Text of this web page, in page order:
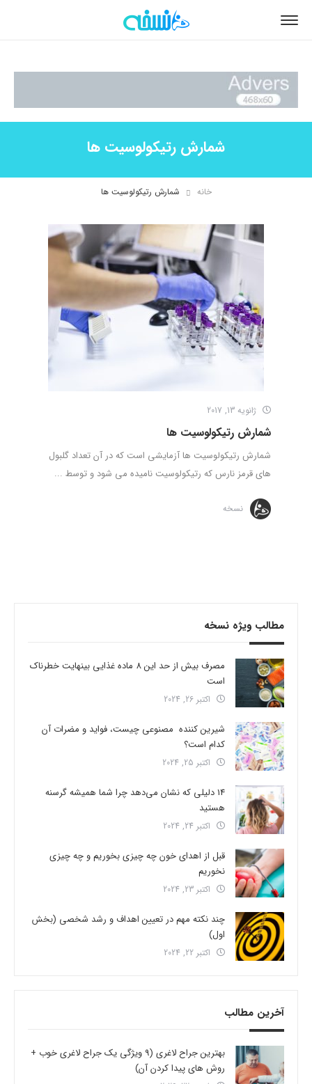
شمارش رتیکولوسیت ها
خانه شمارش رتیکولوسیت ها
ژانویه 13, 2017
شمارش رتیکولوسیت ها
شمارش رتیکولوسیت ها آزمایشی است که در آن تعداد گلبول
های قرمز نارس که رتیکولوسیت نامیده می شود و توسط ...
نسخه
مطالب ویژه نسخه
مصرف بیش از حد این 8 ماده غذایی بینهایت خطرناک
است
اکتبر 26, 2024
شیرین کننده مصنوعی چیست، فواید و مضرات آن
کدام است؟
اکتبر 25, 2024
14 دلیلی که نشان می‌دهد چرا شما همیشه گرسنه
هستید
اکتبر 24, 2024
قبل از اهدای خون چه چیزی بخوریم و چه چیزی
نخوریم
اکتبر 23, 2024
چند نکته مهم در تعیین اهداف و رشد شخصی (بخش
اول)
اکتبر 22, 2024
آخرین مطالب
بهترین جراح لاغری (9 ویژگی یک جراح لاغری خوب +
روش های پیدا کردن آن)